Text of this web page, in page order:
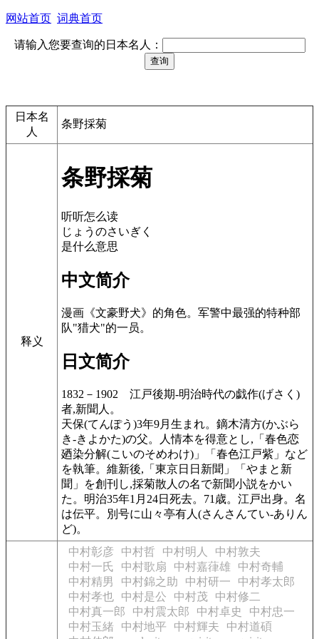
网站首页 词典首页
请输入您要查询的日本名人：
日本名
人
条野採菊
释义
条野採菊
听听怎么读
じょうのさいぎく
是什么意思
中文简介
漫画《文豪野犬》的角色。军警中最强的特种部
队"猎犬"的一员。
日文简介
1832－1902 江戸後期-明治時代の戯作(げさく)
者,新聞人。
天保(てんぽう)3年9月生まれ。鏑木清方(かぶら
き-きよかた)の父。人情本を得意とし,「春色恋
廼染分解(こいのそめわけ)」「春色江戸紫」など
を執筆。維新後,「東京日日新聞」「やまと新
聞」を創刊し,採菊散人の名で新聞小説をかい
た。明治35年1月24日死去。71歳。江戸出身。名
は伝平。別号に山々亭有人(さんさんてい-ありん
ど)。
中村彰彦
中村哲 中村明人
中村敦夫
中村一氏
中村歌扇 中村嘉葎雄
中村奇輔
中村精男
中村錦之助 中村研一
中村孝太郎
中村孝也
中村是公 中村茂
中村修二
中村真一郎
中村震太郎 中村卓史
中村忠一
中村玉緒
中村地平 中村輝夫
中村道碩